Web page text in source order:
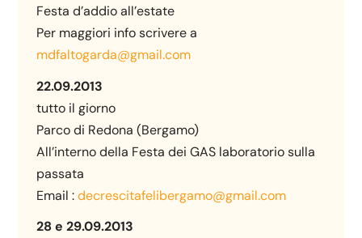
Festa d’addio all’estate
Per maggiori info scrivere a
mdfaltogarda@gmail.com
22.09.2013
tutto il giorno
Parco di Redona (Bergamo)
All’interno della Festa dei GAS laboratorio sulla
passata
Email :decrescitafelibergamo@gmail.com
28 e 29.09.2013